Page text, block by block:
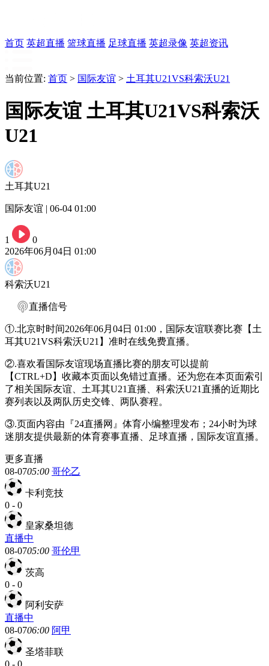
首页 英超直播 篮球直播 足球直播 英超录像 英超资讯
当前位置: 首页 > 国际友谊 > 土耳其U21VS科索沃U21
国际友谊 土耳其U21VS科索沃
U21
土耳其U21
国际友谊 | 06-04 01:00
1
0
2026年06月04日 01:00
科索沃U21
直播信号
①.北京时时间2026年06月04日 01:00，国际友谊联赛比赛【土
耳其U21VS科索沃U21】准时在线免费直播。
②.喜欢看国际友谊现场直播比赛的朋友可以提前
【CTRL+D】收藏本页面以免错过直播。还为您在本页面索引
了相关国际友谊、土耳其U21直播、科索沃U21直播的近期比
赛列表以及两队历史交锋、两队赛程。
③.页面内容由『24直播网』体育小编整理发布；24小时为球
迷朋友提供最新的体育赛事直播、足球直播，国际友谊直播。
更多直播
08-0705:00 哥伦乙
卡利竞技
0 - 0
皇家桑坦德
直播中
08-0705:00 哥伦甲
茨高
0 - 0
阿利安萨
直播中
08-0706:00 阿甲
圣塔菲联
0 - 0